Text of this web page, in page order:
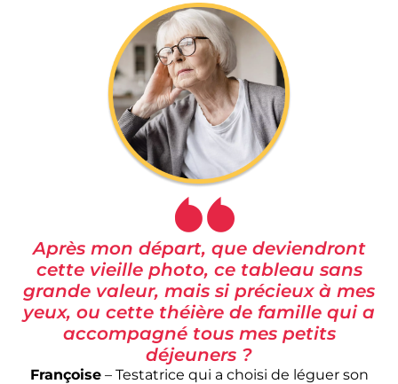
Après mon départ, que deviendront
cette vieille photo, ce tableau sans
grande valeur, mais si précieux à mes
yeux, ou cette théière de famille qui a
accompagné tous mes petits
déjeuners ?
Françoise– Testatrice qui a choisi de léguer son